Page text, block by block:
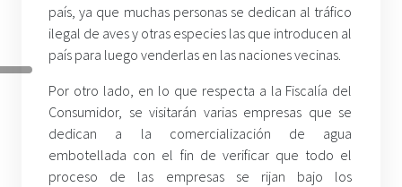
país, ya que muchas personas se dedican al tráfico
ilegal de aves y otras especies las que introducen al
país para luego venderlas en las naciones vecinas.
Por otro lado, en lo que respecta a la Fiscalía del
Consumidor, se visitarán varias empresas que se
dedican a la comercialización de agua
embotellada con el fin de verificar que todo el
proceso de las empresas se rijan bajo los